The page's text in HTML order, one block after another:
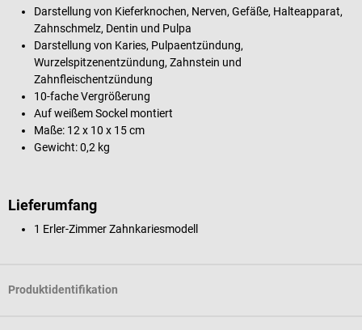
Darstellung von Kieferknochen, Nerven, Gefäße, Halteapparat,
Zahnschmelz, Dentin und Pulpa
Darstellung von Karies, Pulpaentzündung,
Wurzelspitzenentzündung, Zahnstein und
Zahnfleischentzündung
10-fache Vergrößerung
Auf weißem Sockel montiert
Maße: 12 x 10 x 15 cm
Gewicht: 0,2 kg
Lieferumfang
1 Erler-Zimmer Zahnkariesmodell
Produktidentifikation